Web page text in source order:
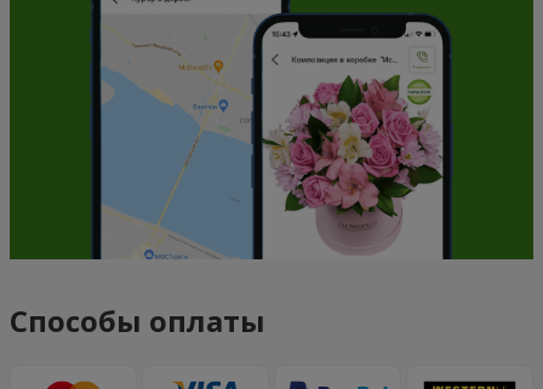
Способы оплаты